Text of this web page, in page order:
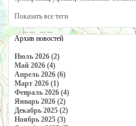
Показать все теги
Архив новостей
Июль 2026 (2)
Май 2026 (4)
Апрель 2026 (6)
Март 2026 (1)
Февраль 2026 (4)
Январь 2026 (2)
Декабрь 2025 (2)
Ноябрь 2025 (3)